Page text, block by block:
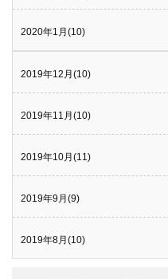
2020年1月(10)
2019年12月(10)
2019年11月(10)
2019年10月(11)
2019年9月(9)
2019年8月(10)